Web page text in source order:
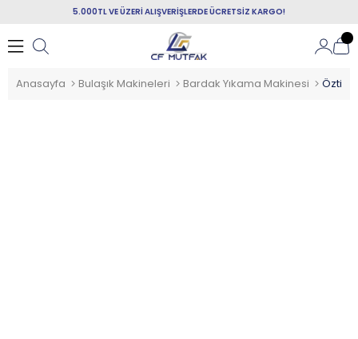
5.000TL VE ÜZERİ ALIŞVERİŞLERDE ÜCRETSİZ KARGO!
Anasayfa Bulaşık Makineleri Bardak Yıkama Makinesi